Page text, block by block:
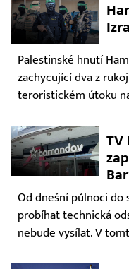
Palestinské hnutí
zachycující dva z
teroristickém útoku
TV
Od dnešní půlnoci do
probíhat technická
nebude vysílat. V